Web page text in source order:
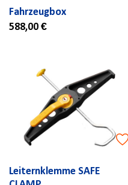
Fahrzeugbox
588,00 €
Leiternklemme SAFE